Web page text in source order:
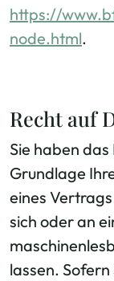
https://
node.html.
Recht auf
Sie haben
Grundlage
eines
sich oder an
lassen.